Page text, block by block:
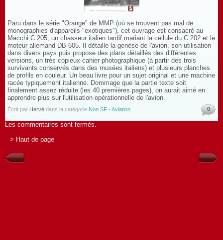
Paru dans le série "Orange" de MMP (où se trouvent pas mal de
monographies d'appareils "exotiques"), cet ouvrage est consacré au
Macchi C.205, un chasseur italien tardif mariant la cellule du C.202 et le
moteur allemand DB 605. Il détaille la genèse de l'avion, son utilisation
dans divers pays puis propose des plans détaillés des différentes
versions, un très copieux cahier photographique (à partir des trois
survivants conservés dans des musées italiens) et plusieurs planches
de profils en couleur. Un beau livre pour un sujet original et une machine
racée typiquement italienne. Dommage que la partie texte soit
finalement assez réduite (les 40 premières pages), on aurait aimé en
apprendre plus sur l'utilisation opérationnelle de l'avion.
Écrit par Hervé dans la catégorie Non SF - Aviation 0
Les commentaires sont fermés.
> Haut de page